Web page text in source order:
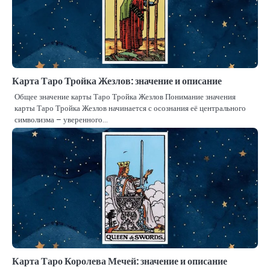
Карта Таро Тройка Жезлов: значение и описание
Общее значение карты Таро Тройка Жезлов Понимание значения
карты Таро Тройка Жезлов начинается с осознания её центрального
символизма – уверенного…
Карта Таро Королева Мечей: значение и описание